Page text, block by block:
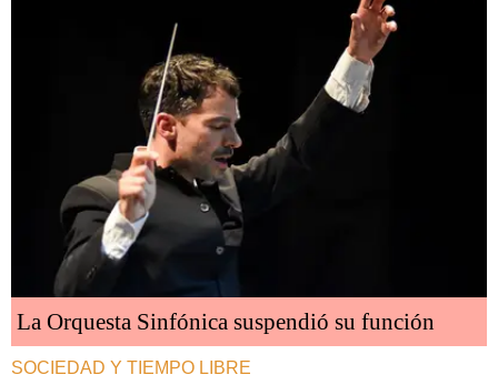
La Orquesta Sinfónica suspendió su función
SOCIEDAD Y TIEMPO LIBRE